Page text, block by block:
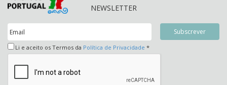
NEWSLETTER
Li e aceito os Termos da Política de Privacidade *